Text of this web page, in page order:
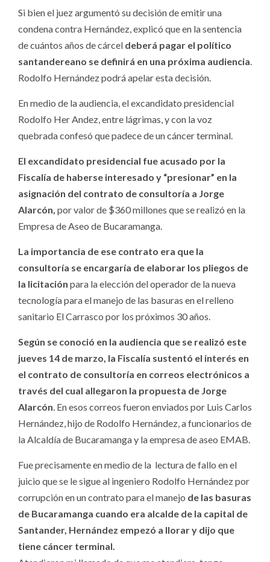
Si bien el juez argumentó su decisión de emitir una
condena contra Hernández, explicó que en la sentencia
de cuántos años de cárcel deberá pagar el político
santandereano se definirá en una próxima audiencia.
Rodolfo Hernández podrá apelar esta decisión.
En medio de la audiencia, el excandidato presidencial
Rodolfo Her Andez, entre lágrimas, y con la voz
quebrada confesó que padece de un cáncer terminal.
El excandidato presidencial fue acusado por la
Fiscalía de haberse interesado y “presionar” en la
asignación del contrato de consultoría a Jorge
Alarcón, por valor de $360 millones que se realizó en la
Empresa de Aseo de Bucaramanga.
La importancia de ese contrato era que la
consultoría se encargaría de elaborar los pliegos de
la licitación para la elección del operador de la nueva
tecnología para el manejo de las basuras en el relleno
sanitario El Carrasco por los próximos 30 años.
Según se conoció en la audiencia que se realizó este
jueves 14 de marzo, la Fiscalía sustentó el interés en
el contrato de consultoría en correos electrónicos a
través del cual allegaron la propuesta de Jorge
Alarcón. En esos correos fueron enviados por Luis Carlos
Hernández, hijo de Rodolfo Hernández, a funcionarios de
la Alcaldía de Bucaramanga y la empresa de aseo EMAB.
Fue precisamente en medio de la lectura de fallo en el
juicio que se le sigue al ingeniero Rodolfo Hernández por
corrupción en un contrato para el manejo de las basuras
de Bucaramanga cuando era alcalde de la capital de
Santander, Hernández empezó a llorar y dijo que
tiene cáncer terminal.